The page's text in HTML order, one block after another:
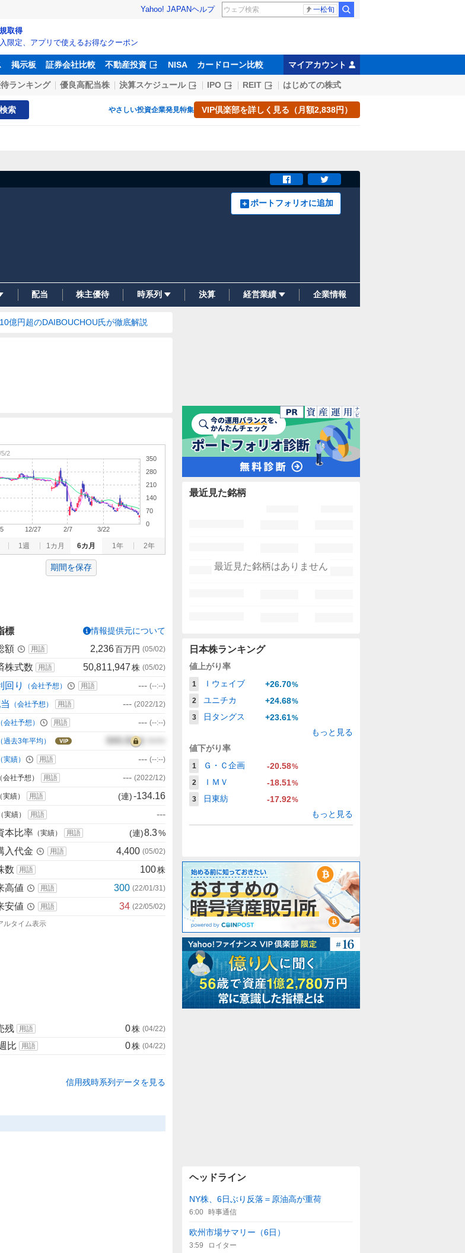
Yahoo! JAPANヘルプ 一松旬
取得
限定、アプリで使えるお得なクーポン
掲示板 証券会社比較 不動産投資 NISA カードローン比較 マイアカウント
ランキング 優良高配当株 決算スケジュール IPO REIT はじめての株式
検索 やさしい投資企業発見特集 VIP倶楽部を詳しく見る（月額2,838円）
ポートフォリオに追加
配当 株主優待 時系列 決算 経営業績 企業情報
億円超のDAIBOUCHOU氏が徹底解説
1週 1カ月 6カ月 1年 2年
0
70
140
210
280
350
12/27 2/7 3/22
2
期間を保存
標 情報提供元について
額 用語 2,236百万円 (05/02)
株式数 用語 50,811,947株 (05/02)
回り （会社予想） 用語 --- (--:--)
（会社予想） 用語 --- (2022/12)
（会社予想） 用語 --- (--:--)
（過去3年平均） 000.00倍
（実績） 用語 --- (--:--)
（会社予想） 用語 --- (2022/12)
（実績） 用語 (連)-134.16
（実績） 用語
---
本比率 （実績） 用語 (連)8.3%
入代金 用語 4,400 (05/02)
数 用語 100株
高値 用語 300 (22/01/31 )
安値 用語 34 (22/05/02)
ルタイム表示
残 用語 0株 (04/22)
比 用語 0株 (04/22)
信用残時系列データを見る
最近見た銘柄
最近見た銘柄はありません
日本株ランキング
値上がり率
1 Ｉウェイブ +26.70%
2
ユニチカ +24.68%
3
日タングス +23.61%
もっと見る
値下がり率
1 Ｇ・Ｃ企画 -20.58%
2
ＩＭＶ -18.51%
3
日東紡 -17.92%
もっと見る
ヘッドライン
NY株、6日ぶり反落＝原油高が重荷
6:00 時事通信
欧州市場サマリー（6日）
3:59 ロイター